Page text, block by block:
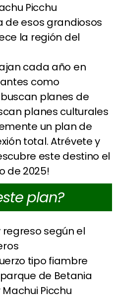
Picchu
de esos grandiosos
la región del
cada año en
como
planes de
planes culturales
un plan de
total. Atrévete y
este destino el
de 2025!
plan?
según el
tipo fiambre
de Betania
Picchu